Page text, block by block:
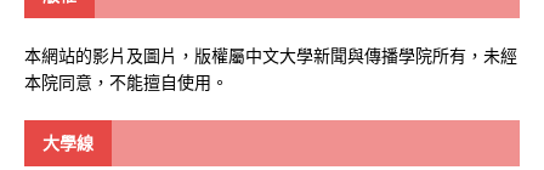
本網站的影片及圖片，版權屬中文大學新聞與傳播學院所有，未經
本院同意，不能擅自使用。
大學線